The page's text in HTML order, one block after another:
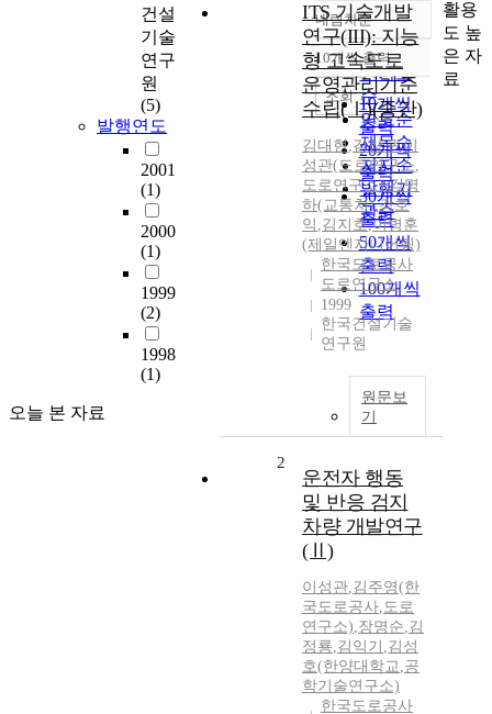
건설
기술
연구
원
(5)
발행연도
2001
(1)
2000
(1)
1999
(2)
1998
(1)
오늘 본 자료
정확도
순
인기도
순
연도순
제목순
저자순
발행기
관순
내림차순
내림차순
10개씩 출력
10개씩
출력
20개씩
출력
30개씩
출력
50개씩
출력
100개씩
출력
조회
ITS 기술개발
연구(III): 지능
형 고속도로
운영관리기준
수립(Ⅰ)(중간)
김대현,김상구,이
성관(도로연구소,
도로연구소),김명
하(교통처),강호
익 ,김지호,이병훈
(제일엔지니어링)
한국도로공사
도로연구소
1999
한국건설기술
연구원
원문보
기
2
운전자 행동
및 반응 검지
차량 개발연구
(Ⅱ)
이성관,김주영(한
국도로공사,도로
연구소),장명순,김
정룡,김익기 ,김성
호(한양대학교,공
학기술연구소)
한국도로공사
활용
도 높
은 자
료